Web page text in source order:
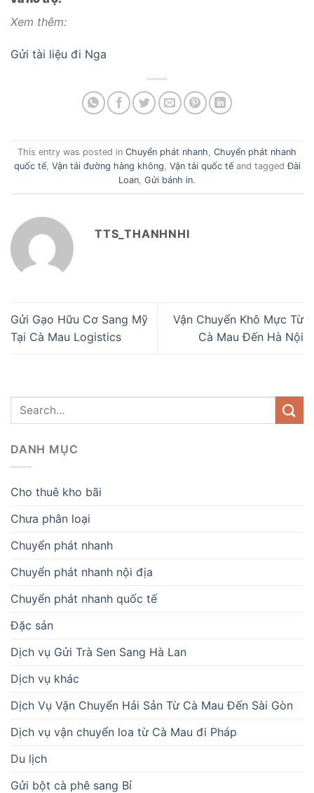
Xem thêm:
Gửi tài liệu đi Nga
This entry was posted in Chuyển phát nhanh, Chuyển phát nhanh
quốc tế, Vận tải đường hàng không, Vận tải quốc tếand taggedĐài
Loan, Gửi bánh in.
TTS_THANHNHI
Gửi Gạo Hữu Cơ Sang Mỹ
Tại Cà Mau Logistics
Vận Chuyển Khô Mực Từ
Cà Mau Đến Hà Nội
DANH MỤC
Cho thuê kho bãi
Chưa phân loại
Chuyển phát nhanh
Chuyển phát nhanh nội địa
Chuyển phát nhanh quốc tế
Đặc sản
Dịch vụ Gửi Trà Sen Sang Hà Lan
Dịch vụ khác
Dịch Vụ Vận Chuyển Hải Sản Từ Cà Mau Đến Sài Gòn
Dịch vụ vận chuyển loa từ Cà Mau đi Pháp
Du lịch
Gửi bột cà phê sang Bỉ